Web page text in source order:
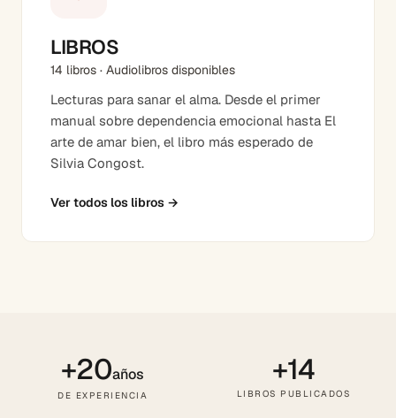
LIBROS
14 libros · Audiolibros disponibles
Lecturas para sanar el alma. Desde el primer
manual sobre dependencia emocional hasta El
arte de amar bien, el libro más esperado de
Silvia Congost.
Ver todos los libros →
+20años
DE EXPERIENCIA
+14
LIBROS PUBLICADOS